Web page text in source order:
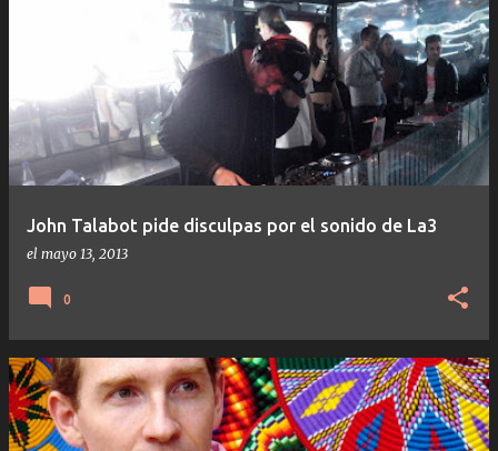
John Talabot pide disculpas por el sonido de La3
el mayo 13, 2013
0